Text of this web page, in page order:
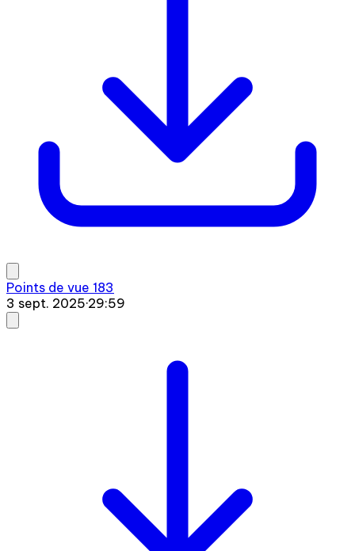
Points de vue 183
3 sept. 2025·29:59